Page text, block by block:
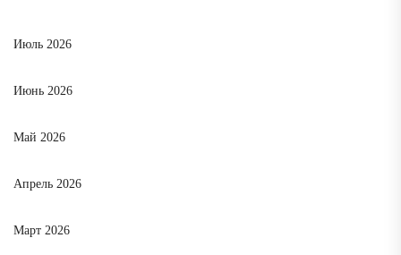
Июль 2026
Июнь 2026
Май 2026
Апрель 2026
Март 2026